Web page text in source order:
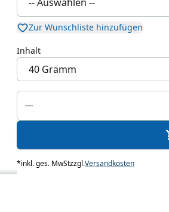
Zur Wunschliste hinzufügen
Inhalt
*inkl. ges. MwStzzgl.Versandkosten